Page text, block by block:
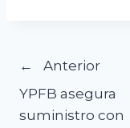
de
Anterior
YPFB asegura
suministro con